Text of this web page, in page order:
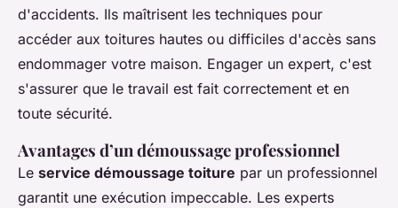
d'accidents. Ils maîtrisent les techniques pour
accéder aux toitures hautes ou difficiles d'accès sans
endommager votre maison. Engager un expert, c'est
s'assurer que le travail est fait correctement et en
toute sécurité.
Avantages d’un démoussage professionnel
Le service démoussage toiture par un professionnel
garantit une exécution impeccable. Les experts